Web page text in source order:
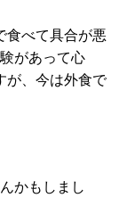
食べて具合が悪
があって心
が、今は外食で
かもしまし